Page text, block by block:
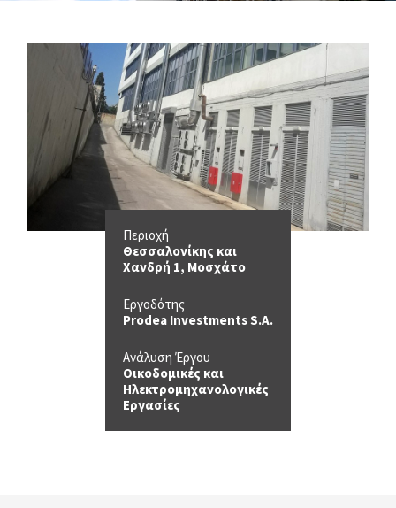
Περιοχή
Θεσσαλονίκης και
Χανδρή 1, Μοσχάτο
Εργοδότης
Prodea Investments S.A.
Ανάλυση Έργου
Οικοδομικές και
Ηλεκτρομηχανολογικές
Εργασίες